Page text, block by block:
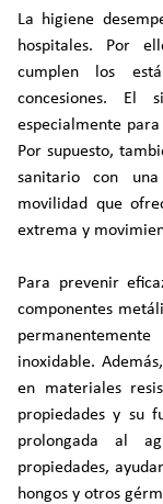
La higiene
hospitales. Por
cumplen los
concesiones. El
especialmente
Por supuesto,
sanitario con
movilidad que
extrema y
Para prevenir
componentes
inoxidable.
en materiales
propiedades y su
prolongada al
propiedades,
hongos y otros